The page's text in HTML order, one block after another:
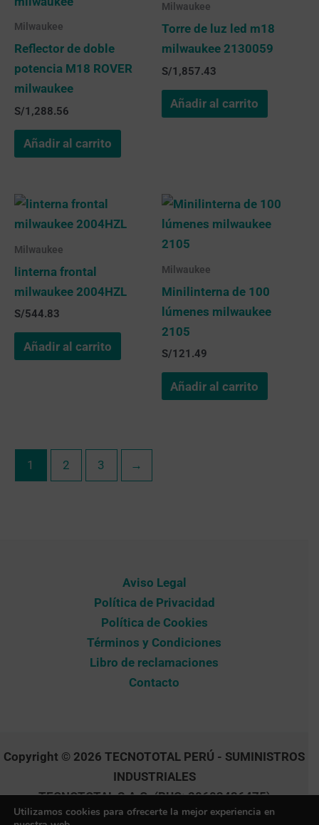
Milwaukee
Reflector de doble
potencia M18 ROVER
milwaukee
S/1,288.56
Añadir al carrito
Milwaukee
Torre de luz led m18
milwaukee 2130059
S/1,857.43
Añadir al carrito
Milwaukee
linterna frontal
milwaukee 2004HZL
S/544.83
Añadir al carrito
Milwaukee
Minilinterna de 100
lúmenes milwaukee
2105
S/121.49
Añadir al carrito
1 2 3 →
Aviso Legal
Política de Privacidad
Política de Cookies
Términos y Condiciones
Libro de reclamaciones
Contacto
Copyright © 2026 TECNOTOTAL PERÚ - SUMINISTROS
INDUSTRIALES
TECNOTOTAL S.A.C. (RUC: 20603436475)
Utilizamos cookies para ofrecerte la mejor experiencia en